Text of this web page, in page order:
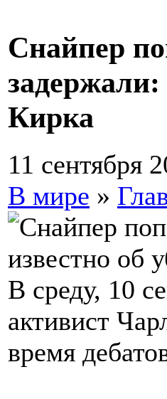
Снайпер
задержали:
Кирка
11 сентября
В мире »
В среду, 10
активист
время